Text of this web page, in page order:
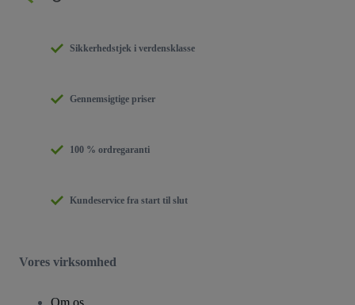
Sikkerhedstjek i verdensklasse
Gennemsigtige priser
100 % ordregaranti
Kundeservice fra start til slut
Vores virksomhed